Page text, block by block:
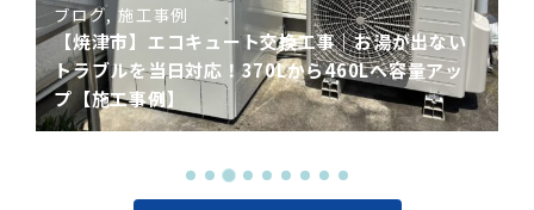
ブログ 施工事例
【焼津市】エコキュート交換工事｜お湯が出ない
トラブルを当日対応！370Lから460Lへ容量アッ
プ【施工事例】